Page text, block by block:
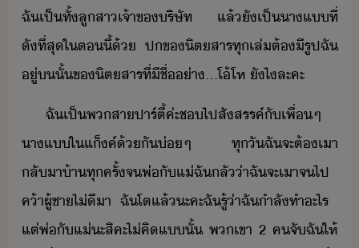
ฉั​เป็​ทั้​ลูสา​เจ้าข​ริษัท​ ​แล้ั​เป็​าแ​ที่​
ัที่​สุ​ใ​ตี้​้​ ​ป​ข​ิตสาร​ทุ​เล่​ต้​ี​รูป​ฉั​
ู่​​ั้​ข​ิตสาร​ที่​ีชื่​่า​...​โ้โห​ ​ัไ​ละ​คะ​
ฉั​เป็​พ​สา​ปาร์ตี้​ค่ะ​ช​ไป​สัสรรค์​ั​เพื่​ๆ​
าแ​ใ​แ็ค์​้ั​่ๆ​ ​ทุั​ฉั​จะ​ต้​เา​
ลัา​้า​ทุครั้​จ​พ่​ั​แ่​ฉั​ลั​่า​ฉั​จะ​เา​จ​ไป​
ค้า​ผู้ชา​ไ่ี​า​ ​ฉั​โต​แล้​ะคะ​ฉั​รู้​่า​ฉั​ำลั​ทำ​ะไร​ ​
แต่​พ่​ั​แ่ะ​สิคะ​ไ่​คิ​แ​ั้​ ​พเขา​ ​2​ ​ค​จั​ฉั​ให้​